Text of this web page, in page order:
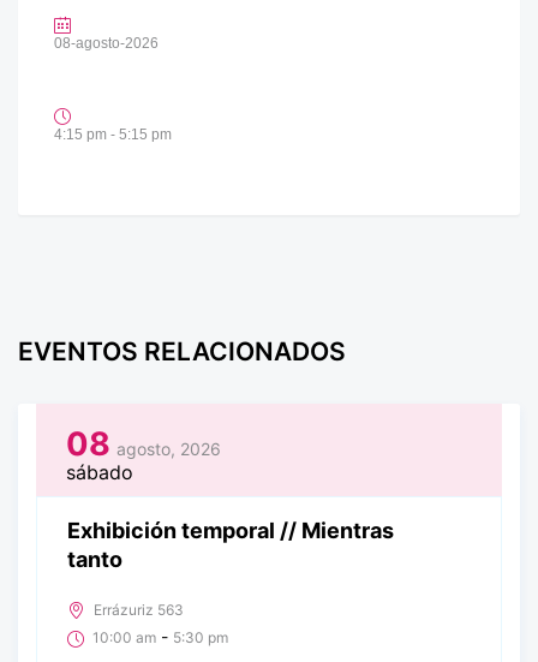
08-agosto-2026
4:15 pm - 5:15 pm
EVENTOS RELACIONADOS
08 agosto, 2026
sábado
Exhibición temporal // Mientras
tanto
Errázuriz 563
10:00 am - 5:30 pm